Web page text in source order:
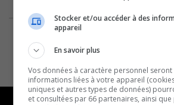
Stocker et/ou accéder à des
appareil
En savoir plus
Vos données à caractère personnel
informations liées à votre appareil
uniques et autres types de données)
et consultées par 66 partenaires, ainsi que